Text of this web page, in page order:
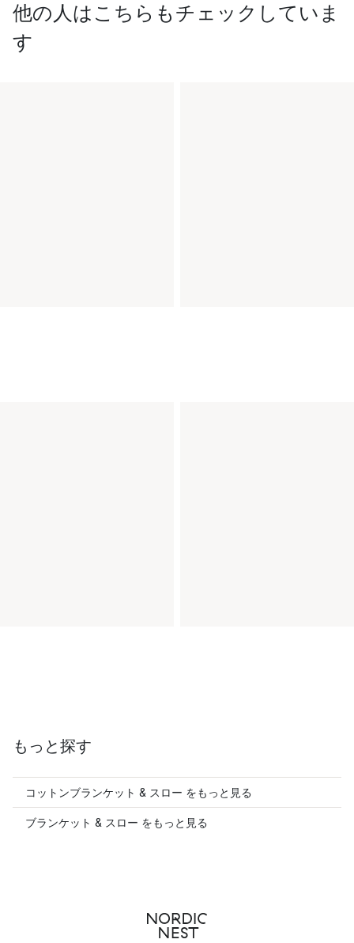
他の人はこちらもチェックしていま
す
もっと探す
コットンブランケット & スロー をもっと見る
ブランケット & スロー をもっと見る